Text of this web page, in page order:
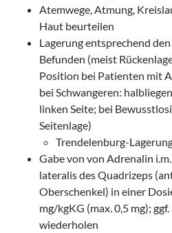
Atemwege, Atmung,
Haut beurteilen
Lagerung entsprechend
Befunden (meist
Position bei Patienten mit
bei Schwangeren:
linken Seite; bei
Seitenlage)
Trendelenburg-
Gabe von von Adrenalin
lateralis des Quadrizeps
Oberschenkel) in einer
mg/kgKG (max. 0,5 mg);
wiederholen